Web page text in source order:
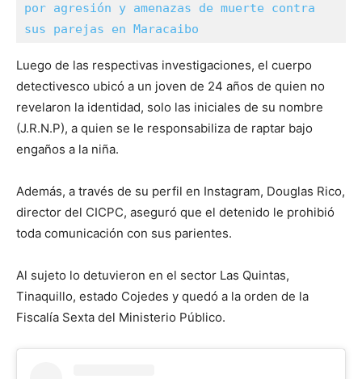
por agresión y amenazas de muerte contra
sus parejas en Maracaibo
Luego de las respectivas investigaciones, el cuerpo
detectivesco ubicó a un joven de 24 años de quien no
revelaron la identidad, solo las iniciales de su nombre
(J.R.N.P), a quien se le responsabiliza de raptar bajo
engaños a la niña.
Además, a través de su perfil en Instagram, Douglas Rico,
director del CICPC, aseguró que el detenido le prohibió
toda comunicación con sus parientes.
Al sujeto lo detuvieron en el sector Las Quintas,
Tinaquillo, estado Cojedes y quedó a la orden de la
Fiscalía Sexta del Ministerio Público.